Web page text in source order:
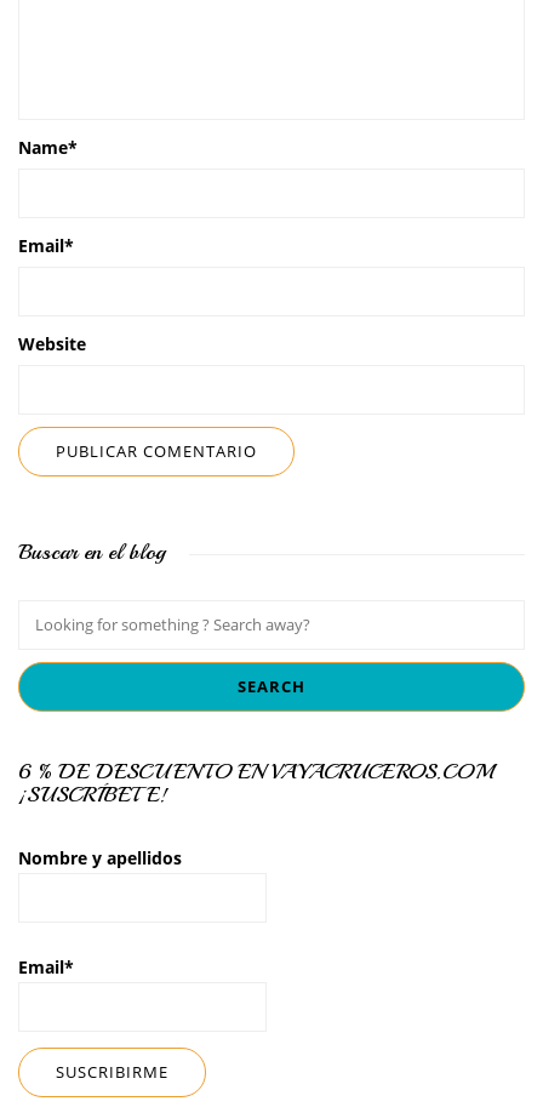
Name*
Email*
Website
Buscar en el blog
6 % DE DESCUENTO EN VAYACRUCEROS.COM
¡SUSCRÍBETE!
Nombre y apellidos
Email*